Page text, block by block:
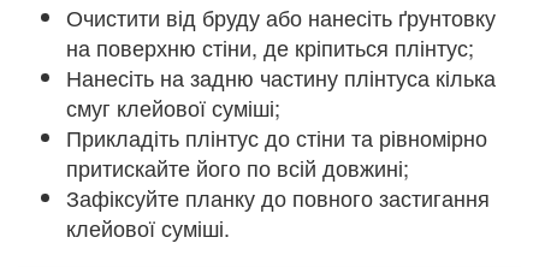
Очистити від бруду або нанесіть ґрунтовку
на поверхню стіни, де кріпиться плінтус;
Нанесіть на задню частину плінтуса кілька
смуг клейової суміші;
Прикладіть плінтус до стіни та рівномірно
притискайте його по всій довжині;
Зафіксуйте планку до повного застигання
клейової суміші.